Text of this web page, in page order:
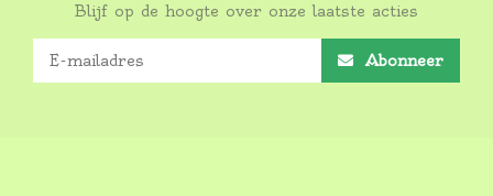
Blijf op de hoogte over onze laatste acties
Abonneer